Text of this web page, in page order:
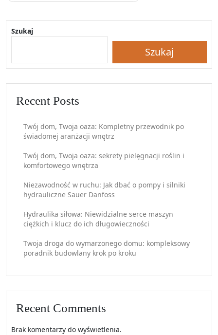
Szukaj
Szukaj
Recent Posts
Twój dom, Twoja oaza: Kompletny przewodnik po
świadomej aranżacji wnętrz
Twój dom, Twoja oaza: sekrety pielęgnacji roślin i
komfortowego wnętrza
Niezawodność w ruchu: Jak dbać o pompy i silniki
hydrauliczne Sauer Danfoss
Hydraulika siłowa: Niewidzialne serce maszyn
ciężkich i klucz do ich długowieczności
Twoja droga do wymarzonego domu: kompleksowy
poradnik budowlany krok po kroku
Recent Comments
Brak komentarzy do wyświetlenia.